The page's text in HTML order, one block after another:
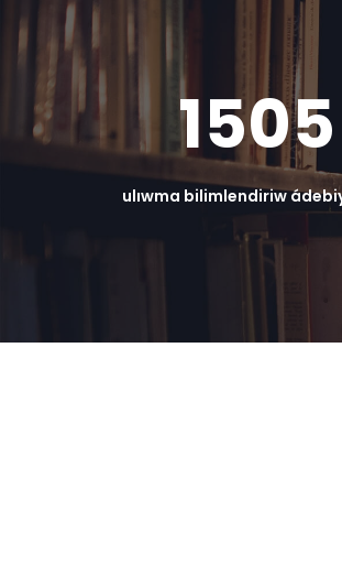
1505
ulıwma bilimlendiriw